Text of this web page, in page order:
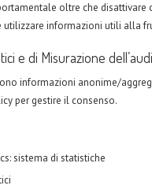
oltre che
utilizzare informazioni utili alla
e di Misurazione
informazioni anonime/
per gestire il consenso.
sistema di statistiche